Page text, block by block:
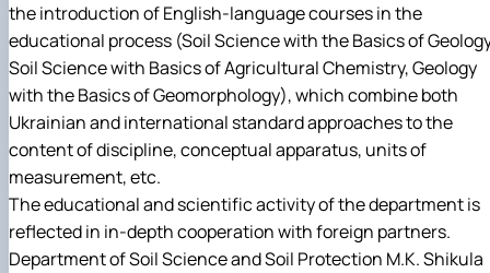
the introduction of English-language courses in the
educational process (Soil Science with the Basics of
Soil Science with Basics of Agricultural Chemistry, Geology
with the Basics of Geomorphology), which combine both
Ukrainian and international standard approaches to the
content of discipline, conceptual apparatus, units of
measurement, etc.
The educational and scientific activity of the department is
reflected in in-depth cooperation with foreign partners.
Department of Soil Science and Soil Protection M.K. Shikula